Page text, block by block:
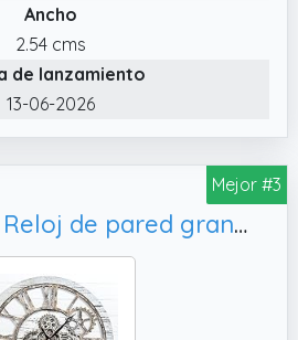
de cristal, eliminando el
con el medio
duradero y vivo, claro
una hora
de colgar: movimiento de
sin tictac (requiere 1 pila
de enganchar para
Ancho
2.54 cms
de lanzamiento
13-06-2026
Mejor #3
The B-Style - Reloj de pared grande de 61 cm, gris y blanco